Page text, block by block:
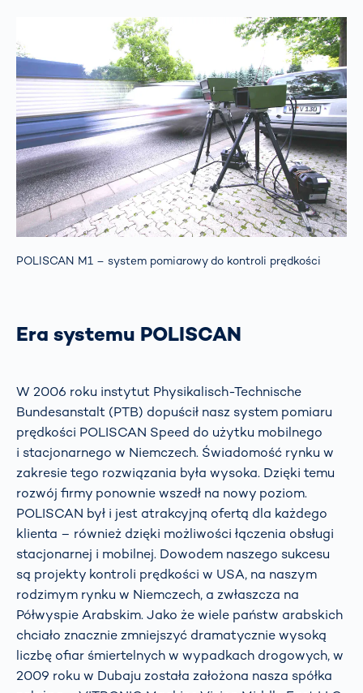
POLISCAN M1 – system pomiarowy do kontroli prędkości
Era systemu POLISCAN
W 2006 roku instytut Physikalisch-Technische
Bundesanstalt (PTB) dopuścił nasz system pomiaru
prędkości POLISCAN Speed do użytku mobilnego
i stacjonarnego w Niemczech. Świadomość rynku w
zakresie tego rozwiązania była wysoka. Dzięki temu
rozwój firmy ponownie wszedł na nowy poziom.
POLISCAN był i jest atrakcyjną ofertą dla każdego
klienta – również dzięki możliwości łączenia obsługi
stacjonarnej i mobilnej. Dowodem naszego sukcesu
są projekty kontroli prędkości w USA, na naszym
rodzimym rynku w Niemczech, a zwłaszcza na
Półwyspie Arabskim. Jako że wiele państw arabskich
chciało znacznie zmniejszyć dramatycznie wysoką
liczbę ofiar śmiertelnych w wypadkach drogowych, w
2009 roku w Dubaju została założona nasza spółka